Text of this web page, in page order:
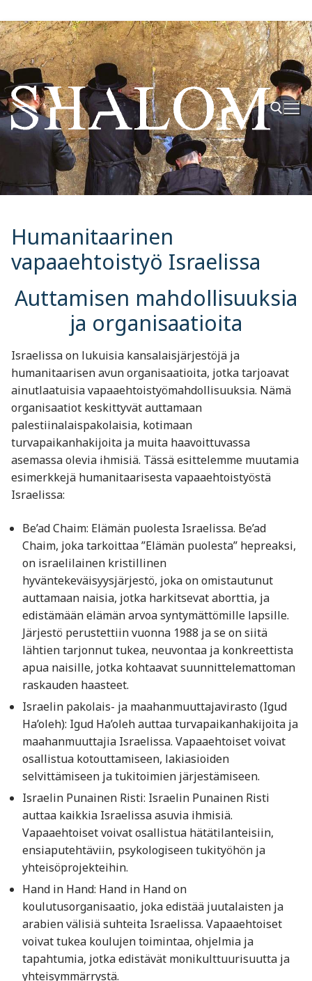
Hyppää
sisältöön
Hae:
Humanitaarinen
vapaaehtoistyö Israelissa
Auttamisen mahdollisuuksia
ja organisaatioita
Israelissa on lukuisia kansalaisjärjestöjä ja
humanitaarisen avun organisaatioita, jotka tarjoavat
ainutlaatuisia vapaaehtoistyömahdollisuuksia. Nämä
organisaatiot keskittyvät auttamaan
palestiinalaispakolaisia, kotimaan
turvapaikanhakijoita ja muita haavoittuvassa
asemassa olevia ihmisiä. Tässä esittelemme muutamia
esimerkkejä humanitaarisesta vapaaehtoistyöstä
Israelissa:
Be’ad Chaim: Elämän puolesta Israelissa. Be’ad
Chaim, joka tarkoittaa ”Elämän puolesta” hepreaksi,
on israelilainen kristillinen
hyväntekeväisyysjärjestö, joka on omistautunut
auttamaan naisia, jotka harkitsevat aborttia, ja
edistämään elämän arvoa syntymättömille lapsille.
Järjestö perustettiin vuonna 1988 ja se on siitä
lähtien tarjonnut tukea, neuvontaa ja konkreettista
apua naisille, jotka kohtaavat suunnittelemattoman
raskauden haasteet.
Israelin pakolais- ja maahanmuuttajavirasto (Igud
Ha’oleh): Igud Ha’oleh auttaa turvapaikanhakijoita ja
maahanmuuttajia Israelissa. Vapaaehtoiset voivat
osallistua kotouttamiseen, lakiasioiden
selvittämiseen ja tukitoimien järjestämiseen.
Israelin Punainen Risti: Israelin Punainen Risti
auttaa kaikkia Israelissa asuvia ihmisiä.
Vapaaehtoiset voivat osallistua hätätilanteisiin,
ensiaputehtäviin, psykologiseen tukityöhön ja
yhteisöprojekteihin.
Hand in Hand: Hand in Hand on
koulutusorganisaatio, joka edistää juutalaisten ja
arabien välisiä suhteita Israelissa. Vapaaehtoiset
voivat tukea koulujen toimintaa, ohjelmia ja
tapahtumia, jotka edistävät monikulttuurisuutta ja
yhteisymmärrystä.